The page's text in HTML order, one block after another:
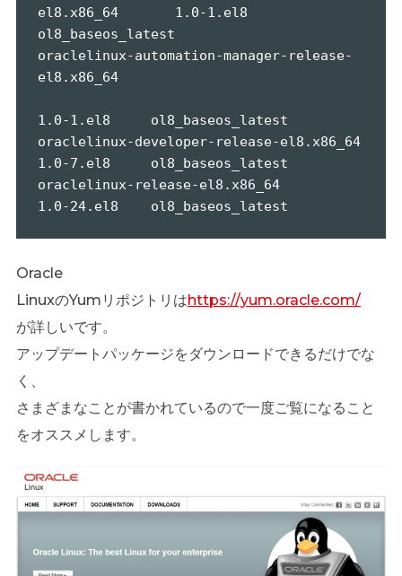
el8.x86_64       1.0-1.el8
ol8_baseos_latest
oraclelinux-automation-manager-release-
el8.x86_64
1.0-1.el8     ol8_baseos_latest
oraclelinux-developer-release-el8.x86_64
1.0-7.el8     ol8_baseos_latest
oraclelinux-release-el8.x86_64
1.0-24.el8    ol8_baseos_latest
Oracle
LinuxのYumリポジトリはhttps://yum.oracle.com/
が詳しいです。
アップデートパッケージをダウンロードできるだけでな
く、
さまざまなことが書かれているので一度ご覧になること
をオススメします。